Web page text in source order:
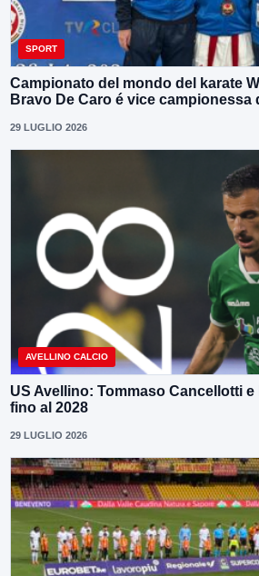
SPORT
Campionato del mondo del karate
Bravo De Caro é vice campionessa
29 LUGLIO 2026
AVELLINO CALCIO
US Avellino: Tommaso Cancellotti e
fino al 2028
29 LUGLIO 2026